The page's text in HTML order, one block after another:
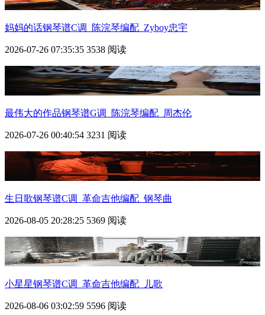
妈妈的话钢琴谱C调_陈浣琴编配_Zyboy忠宇
2026-07-26 07:35:35 3538 阅读
最伟大的作品钢琴谱G调_陈浣琴编配_周杰伦
2026-07-26 00:40:54 3231 阅读
生日歌钢琴谱C调_革命吉他编配_钢琴曲
2026-08-05 20:28:25 5369 阅读
小星星钢琴谱C调_革命吉他编配_儿歌
2026-08-06 03:02:59 5596 阅读